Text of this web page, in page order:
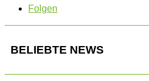
Folgen
BELIEBTE NEWS